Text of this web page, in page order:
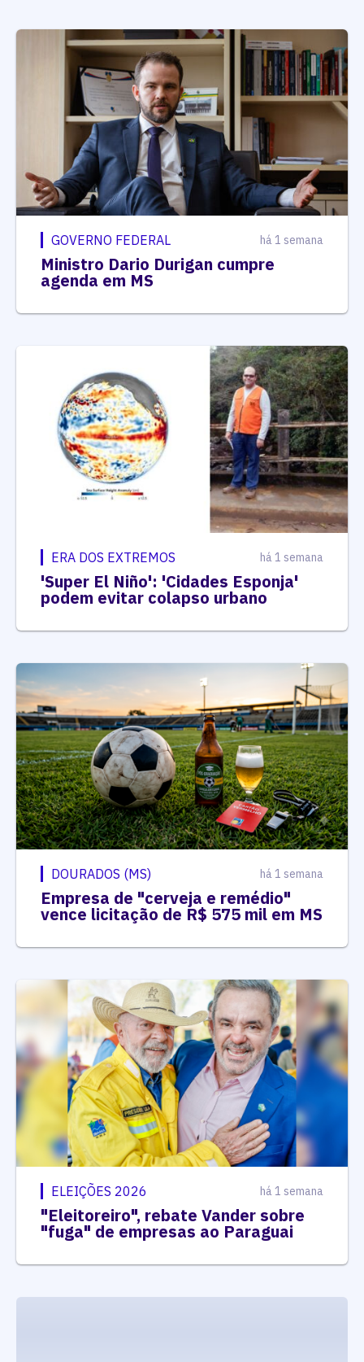
GOVERNO FEDERAL há 1 semana
Ministro Dario Durigan cumpre
agenda em MS
ERA DOS EXTREMOS há 1 semana
'Super El Niño': 'Cidades Esponja'
podem evitar colapso urbano
DOURADOS (MS) há 1 semana
Empresa de "cerveja e remédio"
vence licitação de R$ 575 mil em MS
ELEIÇÕES 2026 há 1 semana
"Eleitoreiro", rebate Vander sobre
"fuga" de empresas ao Paraguai